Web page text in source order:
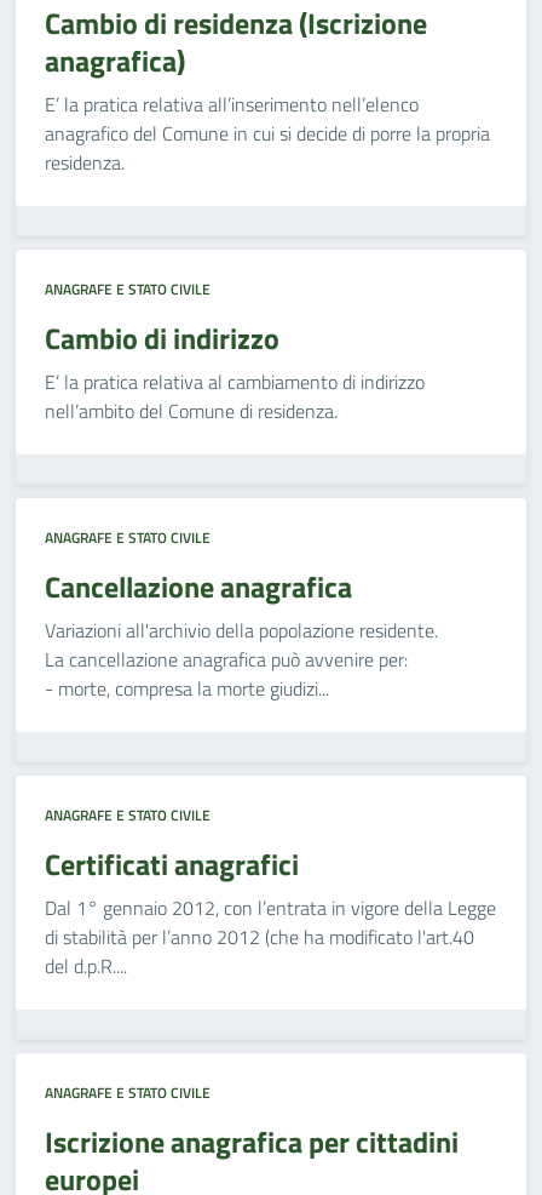
Cambio di residenza (Iscrizione
anagrafica)
E’ la pratica relativa all’inserimento nell’elenco
anagrafico del Comune in cui si decide di porre la propria
residenza.
ANAGRAFE E STATO CIVILE
Cambio di indirizzo
E’ la pratica relativa al cambiamento di indirizzo
nell’ambito del Comune di residenza.
ANAGRAFE E STATO CIVILE
Cancellazione anagrafica
Variazioni all'archivio della popolazione residente.
La cancellazione anagrafica può avvenire per:
- morte, compresa la morte giudizi...
ANAGRAFE E STATO CIVILE
Certificati anagrafici
Dal 1° gennaio 2012, con l’entrata in vigore della Legge
di stabilità per l’anno 2012 (che ha modificato l'art.40
del d.p.R....
ANAGRAFE E STATO CIVILE
Iscrizione anagrafica per cittadini
europei